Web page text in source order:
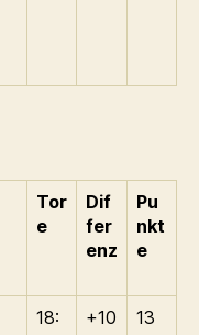
Tor
e
Dif
fer
enz
Pu
nkt
e
18:
+10 13